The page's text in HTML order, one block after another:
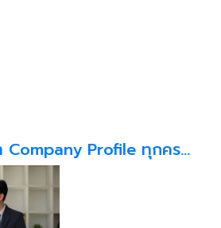
Company Profile ทุกคร…